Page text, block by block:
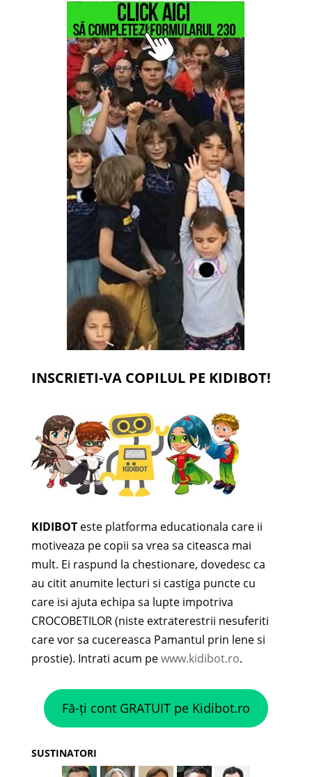
INSCRIETI-VA COPILUL PE KIDIBOT!
KIDIBOTeste platforma educationala care ii
motiveaza pe copii sa vrea sa citeasca mai
mult. Ei raspund la chestionare, dovedesc ca
au citit anumite lecturi si castiga puncte cu
care isi ajuta echipa sa lupte impotriva
CROCOBETILOR (niste extraterestrii nesuferiti
care vor sa cucereasca Pamantul prin lene si
prostie). Intrati acum pewww.kidibot.ro.
Fă-ți cont GRATUIT pe Kidibot.ro
SUSTINATORI